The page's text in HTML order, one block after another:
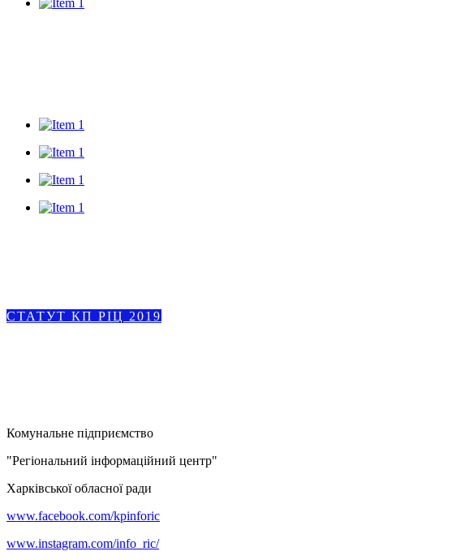
СТАТУТ КП РІЦ 2019
Комунальне підприємство
"Регіональний інформаційний центр"
Харківської обласної ради
www.facebook.com/kpinforic
www.instagram.com/info_ric/